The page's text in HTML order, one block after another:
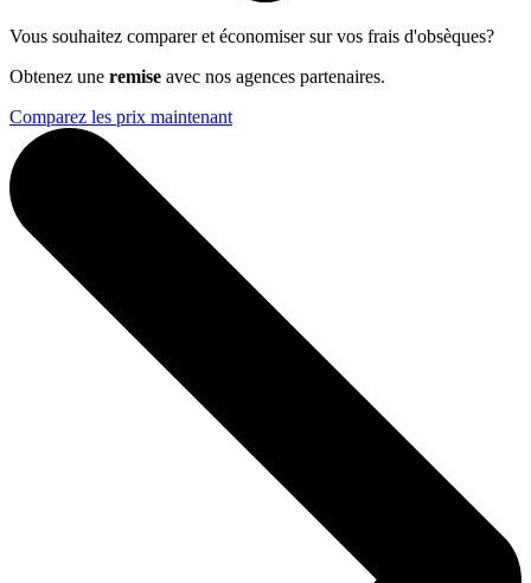
Vous souhaitez comparer et économiser sur vos frais d'obsèques?
Obtenez une remise avec nos agences partenaires.
Comparez les prix maintenant